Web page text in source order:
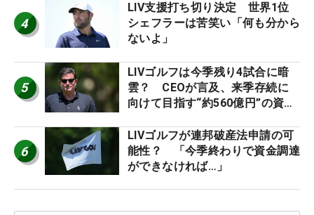
4
LIV支援打ち切り決定 世界1位
シェフラーは苦笑い「何も分から
ないよ」
5
LIVゴルフは今季残り4試合に暗
雲？ CEOが言及、来季存続に
向けて目指す“約560億円”の資金
6
LIVゴルフが連邦破産法申請の可
能性？ 「今季終わりで資金調達
ができなければ…」